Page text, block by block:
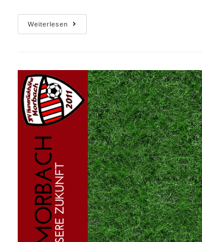
Weiterlesen